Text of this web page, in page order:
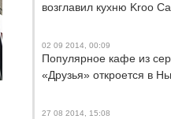
возглавил кухню Kroo
02 09 2014, 00:09
Популярное кафе из
«Друзья» откроется в
27 08 2014, 15:08